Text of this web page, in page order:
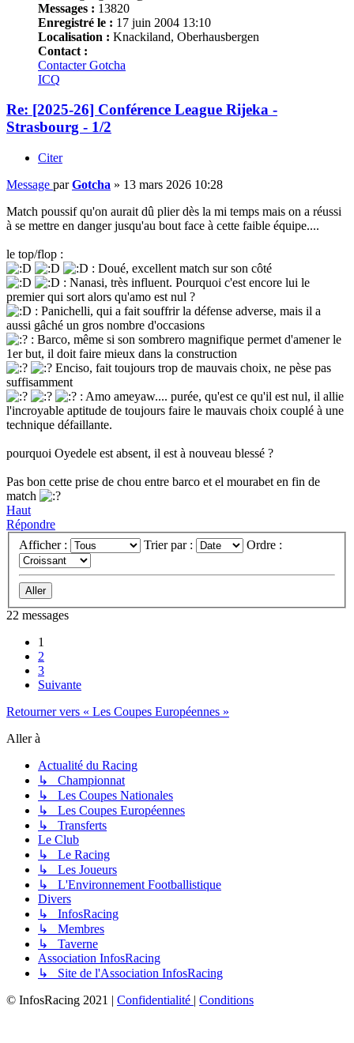
Messages : 13820
Enregistré le : 17 juin 2004 13:10
Localisation : Knackiland, Oberhausbergen
Contact :
Contacter Gotcha
ICQ
Re: [2025-26] Conférence League Rijeka -
Strasbourg - 1/2
Citer
Message parGotcha » 13 mars 2026 10:28
Match poussif qu'on aurait dû plier dès la mi temps mais on a réussi
à se mettre en danger jusqu'au bout face à cette faible équipe....
le top/flop :
: Doué, excellent match sur son côté
: Nanasi, très influent. Pourquoi c'est encore lui le
premier qui sort alors qu'amo est nul ?
: Panichelli, qui a fait souffrir la défense adverse, mais il a
aussi gâché un gros nombre d'occasions
: Barco, même si son sombrero magnifique permet d'amener le
1er but, il doit faire mieux dans la construction
Enciso, fait toujours trop de mauvais choix, ne pèse pas
suffisamment
: Amo ameyaw.... purée, qu'est ce qu'il est nul, il allie
l'incroyable aptitude de toujours faire le mauvais choix couplé à une
technique défaillante.
pourquoi Oyedele est absent, il est à nouveau blessé ?
Pas bon cette prise de chou entre barco et el mourabet en fin de
match
Haut
Répondre
Afficher :
Trier par : Ordre :
22 messages
1
2
3
Suivante
Retourner vers « Les Coupes Européennes »
Aller à
Actualité du Racing
↳ Championnat
↳ Les Coupes Nationales
↳ Les Coupes Européennes
↳ Transferts
Le Club
↳ Le Racing
↳ Les Joueurs
↳ L'Environnement Footballistique
Divers
↳ InfosRacing
↳ Membres
↳ Taverne
Association InfosRacing
↳ Site de l'Association InfosRacing
© InfosRacing 2021 | Confidentialité | Conditions